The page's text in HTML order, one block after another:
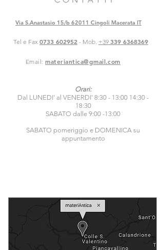
Via S.Anastasio 15/b 62011 Cingoli Macerata IT
Tel e Fax 0733 602952 - Mob. +39 339 6368369
Email:materiantica@gmail.com
Orari:
Dal LUNEDI' al VENERDI' 8:30 - 13:00 14:30 -
18:30
SABATO dalle 9:00 -13:00
SABATO pomeriggio e DOMENICA su
appuntamento